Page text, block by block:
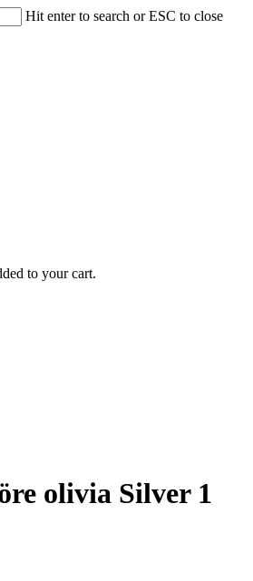
Hit enter to search or ESC to close
to your cart.
olivia Silver 1